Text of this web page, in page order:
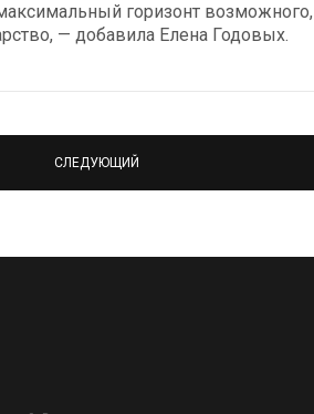
горизонт возможного,
— добавила Елена Годовых.
СЛЕДУЮЩИЙ